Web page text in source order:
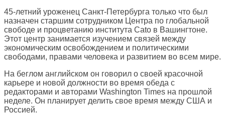
45-летний уроженец Санкт-Петербурга только что был
назначен старшим сотрудником Центра по глобальной
свободе и процветанию института Cato в Вашингтоне.
Этот центр занимается изучением связей между
экономическим освобождением и политическими
свободами, правами человека и развитием во всем мире.
На беглом английском он говорил о своей красочной
карьере и новой должности во время обеда с
редакторами и авторами Washington Times на прошлой
неделе. Он планирует делить свое время между США и
Россией.